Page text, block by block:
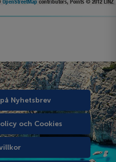
OpenStreetMap contributors, Points © 2012 LINZ
Nyhetsbrev
och Cookies